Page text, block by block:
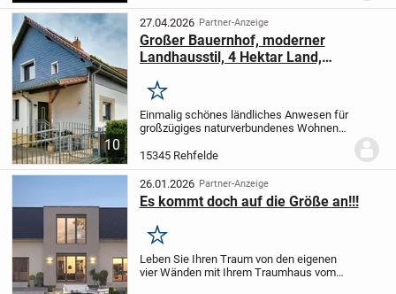
für...
10
27.04.2026 Partner-Anzeige
Großer Bauernhof, moderner
Landhausstil, 4 Hektar Land,
Merken
Einmalig schönes ländliches Anwesen für
großzügiges naturverbundenes Wohnen
und Tierhaltung.
aus zwei Flurstücken: dem vorderen mit
den...
15345 Rehfelde
26.01.2026 Partner-Anzeige
Es kommt doch auf die Größe an!!!
Merken
Leben Sie Ihren Traum von den eigenen
vier Wänden mit Ihrem Traumhaus vom